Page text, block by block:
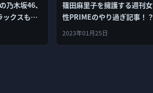
乃木坂46、
ックスもを
篠田麻里子を擁護する週刊女
性PRIMEのやり過ぎ記事！？
2023年01月25日